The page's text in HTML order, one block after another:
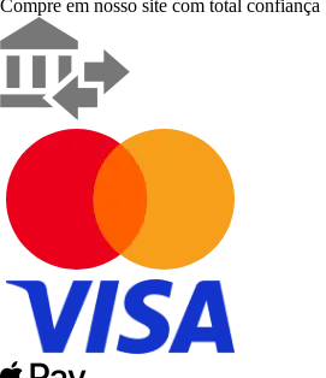
Compre em nosso site com total confiança